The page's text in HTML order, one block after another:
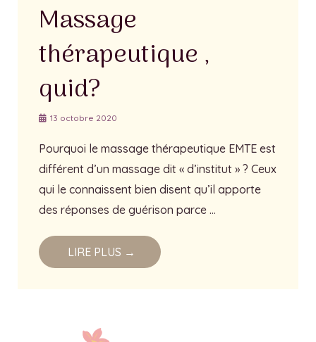
Massage
thérapeutique ,
quid?
13 octobre 2020
Pourquoi le massage thérapeutique EMTE est
différent d’un massage dit « d’institut » ? Ceux
qui le connaissent bien disent qu’il apporte
des réponses de guérison parce …
LIRE PLUS →